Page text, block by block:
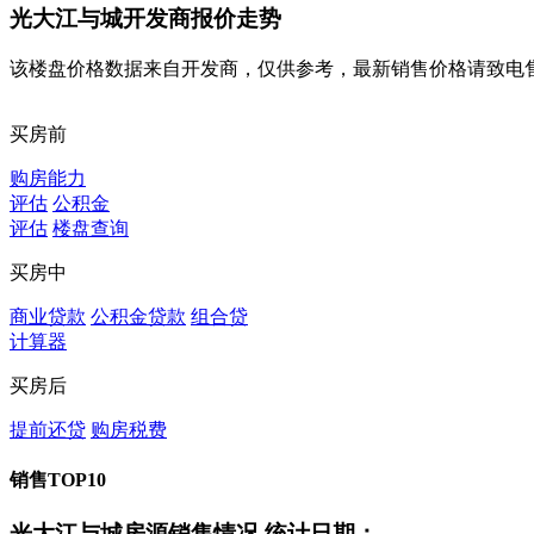
光大江与城开发商报价走势
该楼盘价格数据来自开发商，仅供参考，最新销售价格请致电
买房前
购房能力
评估 公积金
评估 楼盘查询
买房中
商业贷款 公积金贷款 组合贷
计算器
买房后
提前还贷 购房税费
销售TOP10